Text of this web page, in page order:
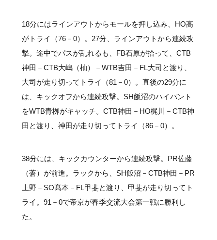
18分にはラインアウトからモールを押し込み、HO高
がトライ（76－0）。27分、ラインアウトから連続攻
撃。途中でパスが乱れるも、FB石原が拾って、CTB
神田－CTB大嶋（柚）－WTB吉田－FL大司と渡り、
大司が走り切ってトライ（81－0）。直後の29分に
は、キックオフから連続攻撃。SH飯沼のハイパント
をWTB青栁がキャッチ。CTB神田－HO梶川－CTB神
田と渡り、神田が走り切ってトライ（86－0）。
38分には、キックカウンターから連続攻撃。PR佐藤
（蒼）が前進。ラックから、SH飯沼－CTB神田－PR
上野－SO髙本－FL甲斐と渡り、甲斐が走り切ってト
ライ。91－0で帝京が春季交流大会第一戦に勝利し
た。